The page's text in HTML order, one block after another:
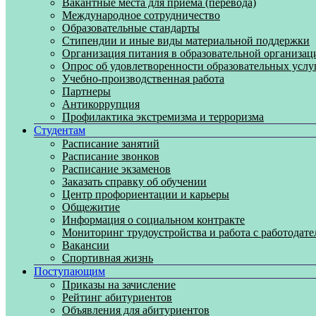
Вакантные места для приема (перевода)
Международное сотрудничество
Образовательные стандарты
Стипендии и иные виды материальной поддержки
Организация питания в образовательной
Опрос об удовлетворенности образовательных
Учебно-производственная работа
Партнеры
Антикоррупция
Профилактика экстремизма и терроризма
Студентам
Расписание занятий
Расписание звонков
Расписание экзаменов
Заказать справку об обучении
Центр профориентации и карьеры
Общежитие
Информация о социальном контракте
Мониторинг трудоустройства и работа с
Вакансии
Спортивная жизнь
Поступающим
Приказы на зачисление
Рейтинг абитуриентов
Объявления для абитуриентов